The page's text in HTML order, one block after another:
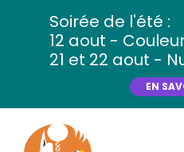
Soirée de l'été :
12 aout -
21 et 22 aout -
EN